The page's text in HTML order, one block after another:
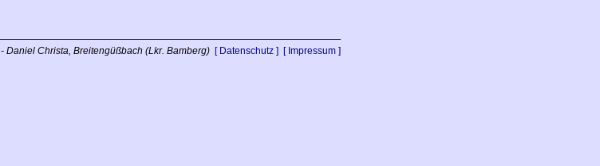
- Daniel Christa, Breitengüßbach (Lkr. Bamberg) [ Datenschutz ] [ Impressum ]